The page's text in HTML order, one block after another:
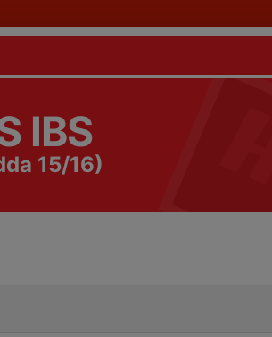
IBS
15/16)